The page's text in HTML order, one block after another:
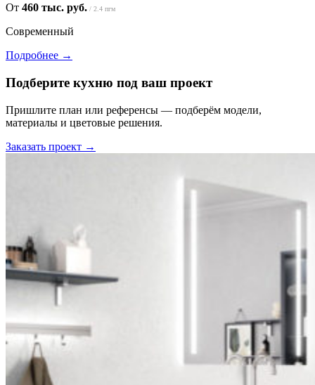
От 460 тыс. руб. / 2.4 пгм
Современный
Подробнее →
Подберите кухню под ваш проект
Пришлите план или референсы — подберём модели,
материалы и цветовые решения.
Заказать проект →